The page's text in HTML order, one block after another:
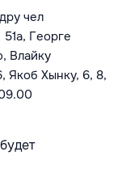
чел
Георге
Влайку
Якоб Хынку, 6, 8,